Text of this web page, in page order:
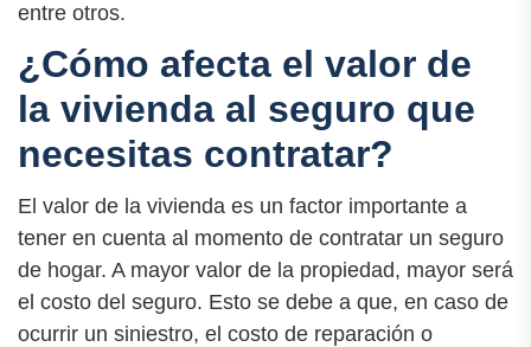
entre otros.
¿Cómo afecta el valor de
la vivienda al seguro que
necesitas contratar?
El valor de la vivienda es un factor importante a
tener en cuenta al momento de contratar un seguro
de hogar. A mayor valor de la propiedad, mayor será
el costo del seguro. Esto se debe a que, en caso de
ocurrir un siniestro, el costo de reparación o